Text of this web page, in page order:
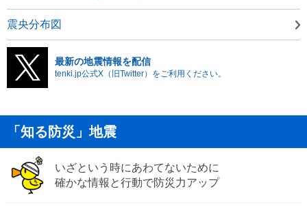
震央分布図
最新の地震情報を配信
tenki.jp公式X（旧Twitter）をご利用ください。
「知る防災」地震
いざという時にあわてないために
確かな情報と行動で防災力アップ